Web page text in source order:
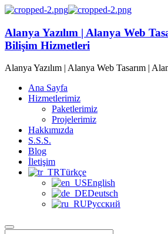
Alanya Yazılım | Alanya Web
Bilişim Hizmetleri
Alanya Yazılım | Alanya Web Tasarım |
Ana Sayfa
Hizmetlerimiz
Paketlerimiz
Projelerimiz
Hakkımızda
S.S.S.
Blog
İletişim
Türkçe
English
Deutsch
Русский